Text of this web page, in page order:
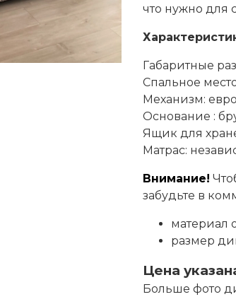
что нужно для
Габаритные
Спальное
Механизм:
Основание :
Ящик для
Матрас:
Внимание!
забудьте в
материал
размер
Цена
Больше фото